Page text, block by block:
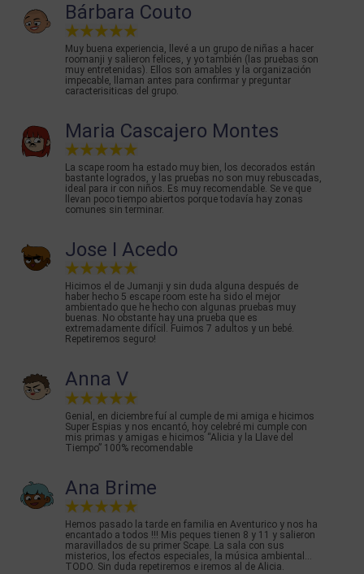
Bárbara Couto
Muy buena experiencia, llevé a un grupo de niñas a hacer
roomanji y salieron felices, y yo también (las pruebas son
muy entretenidas). Ellos son amables y la organización
impecable, llaman antes para confirmar y preguntar
caracterisiticas del grupo.
Maria Cascajero Montes
La scape room ha estado muy bien, los decorados están
bastante logrados, y las pruebas no son muy rebuscadas,
ideal para ir con niños. Es muy recomendable. Se ve que
llevan poco tiempo abiertos porque todavía hay zonas
comunes sin terminar.
Jose I Acedo
Hicimos el de Jumanji y sin duda alguna después de
haber hecho 5 escape room este ha sido el mejor
ambientado que he hecho con algunas pruebas muy
buenas. No obstante hay una prueba que es
extremadamente difícil. Fuimos 7 adultos y un bebé.
Repetiremos seguro!
Anna V
Genial, en diciembre fuí al cumple de mi amiga e hicimos
Super Espias y nos encantó, hoy celebré mi cumple con
mis primas y amigas e hicimos “Alicia y la Llave del
Tiempo” 100% recomendable
Ana Brime
Hemos pasado la tarde en familia en Aventurico y nos ha
encantado a todos !!! Mis peques tienen 8 y 11 y salieron
maravillados de su primer Scape. La sala con sus
misterios, los efectos especiales, la música ambiental...
TODO. Sin duda repetiremos e iremos al de Alicia.